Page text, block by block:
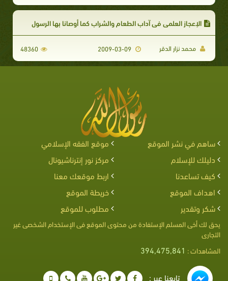
الإعجاز العلمي في آداب الطعام والشراب كما أوصانا بها الرسول
محمد نزار الدقر 2009-03-09
48360
ساهم في نشر الموقع
موقع الفقه الإسلامي
دليلك للإسلام
مركز نور إنترناشيونال
كيف تساعدنا
اربط موقعك معنا
اهداف الموقع
خريطة الموقع
شكر وتقدير
مطلوب للموقع
يحق لك أخى المسلم الإستفادة من محتوى الموقع فى الإستخدام الشخصى غير
التجارى
المشاهدات : 394,475,841
تابعنا عبر :